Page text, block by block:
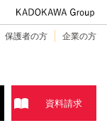
保護者の方 企業の方
資料請求